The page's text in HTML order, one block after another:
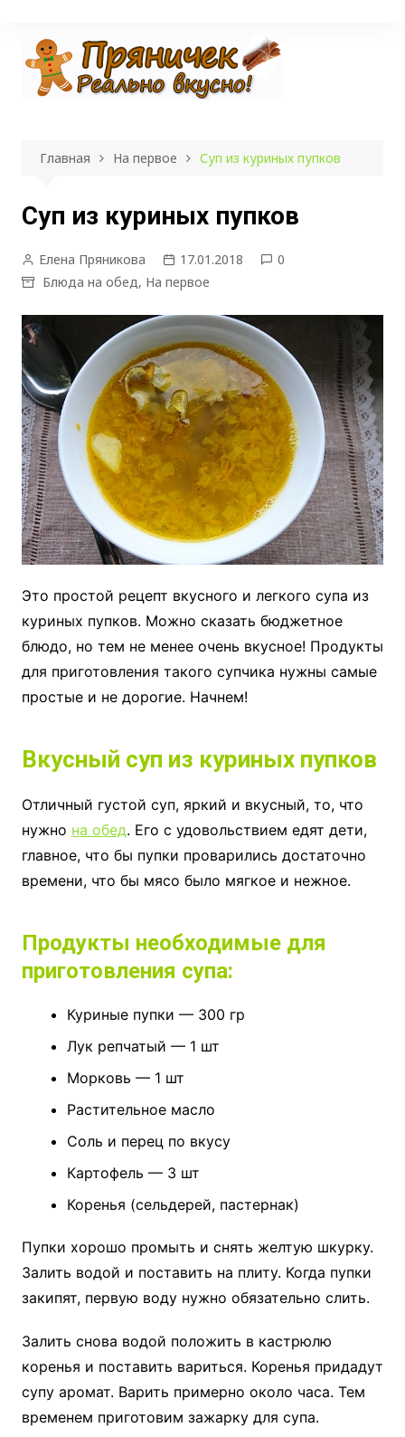
содержимому
Главная На первое Суп из куриных пупков
Суп из куриных пупков
Елена Пряникова 17.01.2018
0
Блюда на обед, На первое
Это простой рецепт вкусного и легкого супа из
куриных пупков. Можно сказать бюджетное
блюдо, но тем не менее очень вкусное! Продукты
для приготовления такого супчика нужны самые
простые и не дорогие. Начнем!
Вкусный суп из куриных пупков
Отличный густой суп, яркий и вкусный, то, что
нужно на обед. Его с удовольствием едят дети,
главное, что бы пупки проварились достаточно
времени, что бы мясо было мягкое и нежное.
Продукты необходимые для
приготовления супа:
Куриные пупки — 300 гр
Лук репчатый — 1 шт
Морковь — 1 шт
Растительное масло
Соль и перец по вкусу
Картофель — 3 шт
Коренья (сельдерей, пастернак)
Пупки хорошо промыть и снять желтую шкурку.
Залить водой и поставить на плиту. Когда пупки
закипят, первую воду нужно обязательно слить.
Залить снова водой положить в кастрюлю
коренья и поставить вариться. Коренья придадут
супу аромат. Варить примерно около часа. Тем
временем приготовим зажарку для супа.